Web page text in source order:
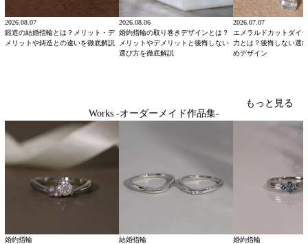
2026.08.07
鍛造の結婚指輪とは？メリット・デ
メリットや鋳造との違いを徹底解説
2026.08.06
婚約指輪の取り巻きデザインとは？
メリットやデメリットと後悔しない
選び方を徹底解説
2026.07.07
エメラルドカットダイ
力とは？後悔しない選
めデザイン
Works -オーダーメイド作品集-
もっと見る
婚約指輪
結婚指輪
婚約指輪